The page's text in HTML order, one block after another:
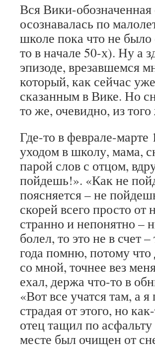
Вся Вики-
осознавалась по
школе пока что не было
то в начале 50-х). Ну а
эпизоде, врезавшемся
который, как сейчас
сказанным в Вике. Но
то же, очевидно, из
Где-то в феврале-
уходом в школу, мама,
парой слов с отцом,
пойдешь!». «Как не
поясняется – не
скорей всего просто
странно и непонятно –
болел, то это не в счет
года помню, потому что
со мной, точнее вез
ехал, держа что-то в
«Вот все учатся там, а
страдая от этого, но
отец тащил по
месте был очищен от